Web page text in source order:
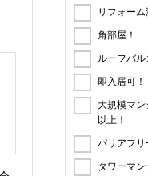
リフォーム
角部屋！
ルーフバル
即入居可！
大規模マ
以上！
バリアフリ
タワーマン